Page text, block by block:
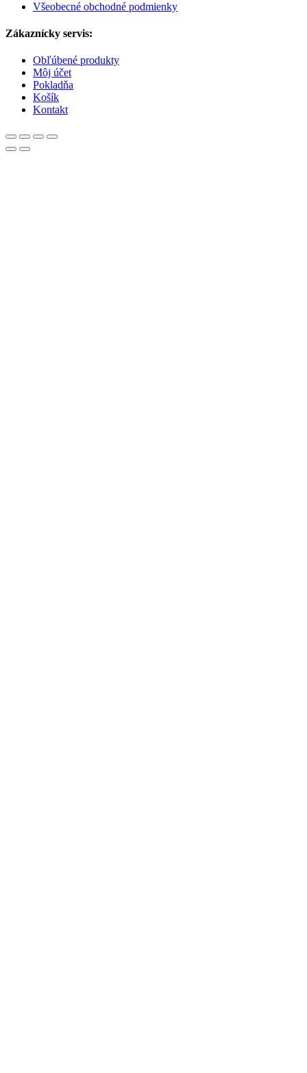
Všeobecné obchodné podmienky
Zákaznícky servis:
Obľúbené produkty
Môj účet
Pokladňa
Košík
Kontakt